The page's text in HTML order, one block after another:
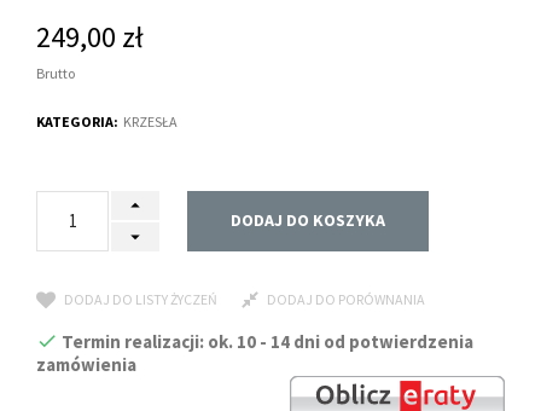
249,00 zł
Brutto
KATEGORIA: KRZESŁA
DODAJ DO KOSZYKA
DODAJ DO LISTY ŻYCZEŃ DODAJ DO PORÓWNANIA
Termin realizacji: ok. 10 - 14 dni od potwierdzenia
zamówienia